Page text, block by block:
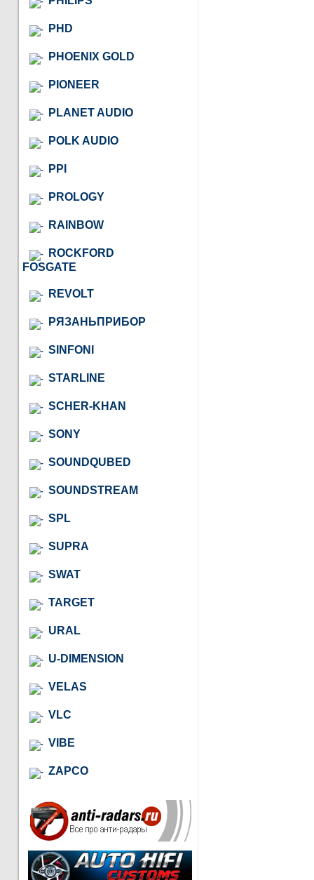
PHD
PHOENIX GOLD
PIONEER
PLANET AUDIO
POLK AUDIO
PPI
PROLOGY
RAINBOW
ROCKFORD
FOSGATE
REVOLT
РЯЗАНЬПРИБОР
SINFONI
STARLINE
SCHER-KHAN
SONY
SOUNDQUBED
SOUNDSTREAM
SPL
SUPRA
SWAT
TARGET
URAL
U-DIMENSION
VELAS
VLC
VIBE
ZAPCO